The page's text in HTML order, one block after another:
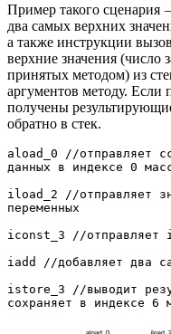
Пример такого сценария
два самых верхних
а также инструкции
верхние значения (число
принятых методом) из
аргументов методу. Если
получены
обратно в стек.
aload_0 //отправляет
данных в индексе 0
iload_2 //отправляет
переменных
iconst_3 //отправляет
iadd //добавляет два
istore_3 //выводит
сохраняет в индексе 6